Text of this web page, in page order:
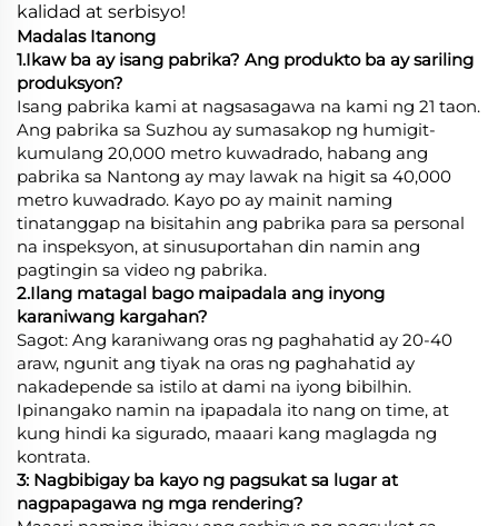
kalidad at serbisyo!
Madalas Itanong
1.Ikaw ba ay isang pabrika? Ang produkto ba ay sariling
produksyon?
Isang pabrika kami at nagsasagawa na kami ng 21 taon.
Ang pabrika sa Suzhou ay sumasakop ng humigit-
kumulang 20,000 metro kuwadrado, habang ang
pabrika sa Nantong ay may lawak na higit sa 40,000
metro kuwadrado. Kayo po ay mainit naming
tinatanggap na bisitahin ang pabrika para sa personal
na inspeksyon, at sinusuportahan din namin ang
pagtingin sa video ng pabrika.
2.Ilang matagal bago maipadala ang inyong
karaniwang kargahan?
Sagot: Ang karaniwang oras ng paghahatid ay 20-40
araw, ngunit ang tiyak na oras ng paghahatid ay
nakadepende sa istilo at dami na iyong bibilhin.
Ipinangako namin na ipapadala ito nang on time, at
kung hindi ka sigurado, maaari kang maglagda ng
kontrata.
3: Nagbibigay ba kayo ng pagsukat sa lugar at
nagpapagawa ng mga rendering?